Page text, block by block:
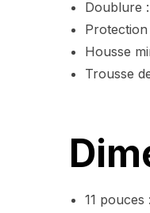
Doublure
Protection
Housse
Trousse
11